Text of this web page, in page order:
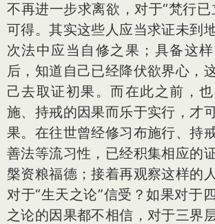
不再进一步求离欲，对于“梵行已
可得。其实这些人应当求证未到
次法中应当自修之果；具备这
后，知道自己已经降伏欲界心，
己去取证初果。而在此之前，
施、持戒的因果而乐于实行，才
果。在往世曾经修习布施行、持
善法等流习性，已经积集相应的
槃资粮福德；接着再观察这样的
对于“生天之论”信受？如果对于
之论的因果都不相信，对于三界